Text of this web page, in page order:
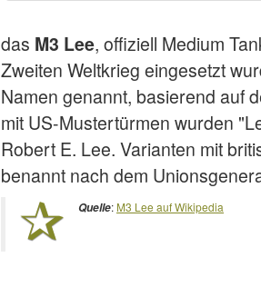
das M3 Lee, offiziell Medium
Zweiten Weltkrieg eingesetzt
Namen genannt, basierend auf
mit US-Mustertürmen wurden
Robert E. Lee. Varianten mit
benannt nach dem
Quelle: M3 Lee auf Wikipedia